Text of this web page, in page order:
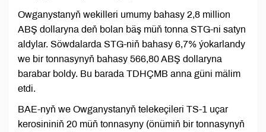
Owganystanyň wekilleri umumy bahasy 2,8 million
ABŞ dollaryna deň bolan bäş müň tonna STG-ni satyn
aldylar. Söwdalarda STG-niň bahasy 6,7% ýokarlandy
we bir tonnasynyň bahasy 566,80 ABŞ dollaryna
barabar boldy. Bu barada TDHÇMB anna güni mälim
etdi.
BAE-nyň we Owganystanyň telekeçileri TS-1 uçar
kerosininiň 20 müň tonnasyny (önümiň bir tonnasynyň